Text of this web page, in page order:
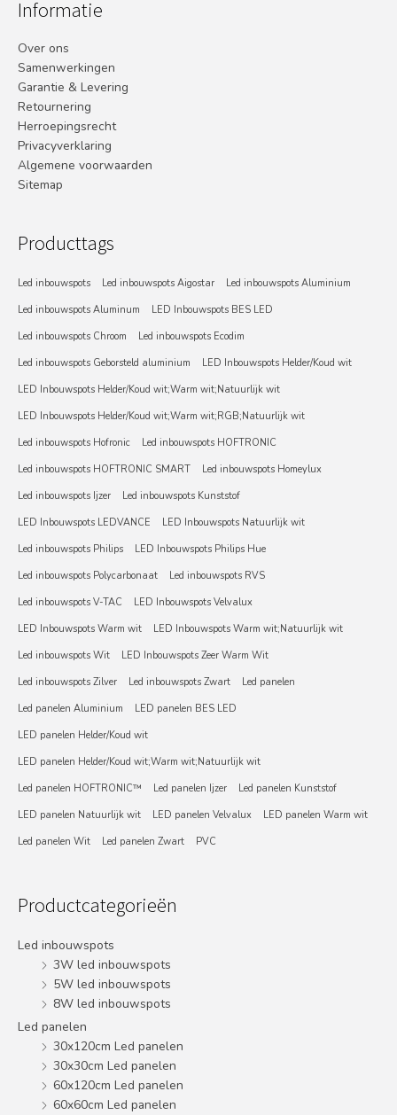
Informatie
Over ons
Samenwerkingen
Garantie & Levering
Retournering
Herroepingsrecht
Privacyverklaring
Algemene voorwaarden
Sitemap
Producttags
Led inbouwspots Led inbouwspots Aigostar
Led inbouwspots Aluminium
Led inbouwspots Aluminum
LED Inbouwspots BES LED
Led inbouwspots Chroom
Led inbouwspots Ecodim
Led inbouwspots Geborsteld aluminium
LED Inbouwspots Helder/Koud wit
LED Inbouwspots Helder/Koud wit;Warm wit;Natuurlijk wit
LED Inbouwspots Helder/Koud wit;Warm wit;RGB;Natuurlijk wit
Led inbouwspots Hofronic
Led inbouwspots HOFTRONIC
Led inbouwspots HOFTRONIC SMART
Led inbouwspots Homeylux
Led inbouwspots Ijzer
Led inbouwspots Kunststof
LED Inbouwspots LEDVANCE
LED Inbouwspots Natuurlijk wit
Led inbouwspots Philips
LED Inbouwspots Philips Hue
Led inbouwspots Polycarbonaat
Led inbouwspots RVS
Led inbouwspots V-TAC
LED Inbouwspots Velvalux
LED Inbouwspots Warm wit
LED Inbouwspots Warm wit;Natuurlijk wit
Led inbouwspots Wit
LED Inbouwspots Zeer Warm Wit
Led inbouwspots Zilver
Led inbouwspots Zwart
Led panelen
Led panelen Aluminium
LED panelen BES LED
LED panelen Helder/Koud wit
LED panelen Helder/Koud wit;Warm wit;Natuurlijk wit
Led panelen HOFTRONIC™
Led panelen Ijzer
Led panelen Kunststof
LED panelen Natuurlijk wit
LED panelen Velvalux
LED panelen Warm wit
Led panelen Wit
Led panelen Zwart PVC
Productcategorieën
Led inbouwspots
3W led inbouwspots
5W led inbouwspots
8W led inbouwspots
Led panelen
30x120cm Led panelen
30x30cm Led panelen
60x120cm Led panelen
60x60cm Led panelen